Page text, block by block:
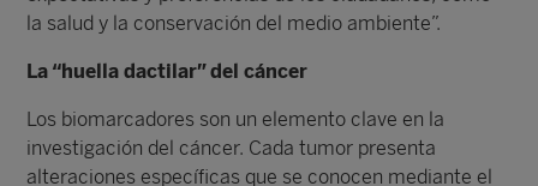
la salud y la conservación del medio ambiente”.
La “huella dactilar” del cáncer
Los biomarcadores son un elemento clave en la
investigación del cáncer. Cada tumor presenta
alteraciones específicas que se conocen mediante el